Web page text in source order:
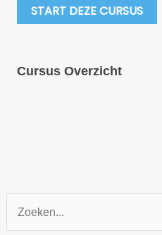
START DEZE CURSUS
Cursus Overzicht
Zoek